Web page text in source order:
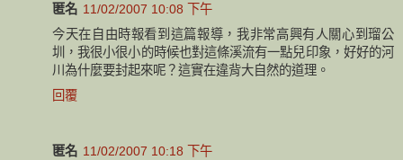
匿名 11/02/2007 10:08 下午
今天在自由時報看到這篇報導，我非常高興有人關心到瑠公
圳，我很小很小的時候也對這條溪流有一點兒印象，好好的河
川為什麼要封起來呢？這實在違背大自然的道理。
回覆
匿名 11/02/2007 10:18 下午